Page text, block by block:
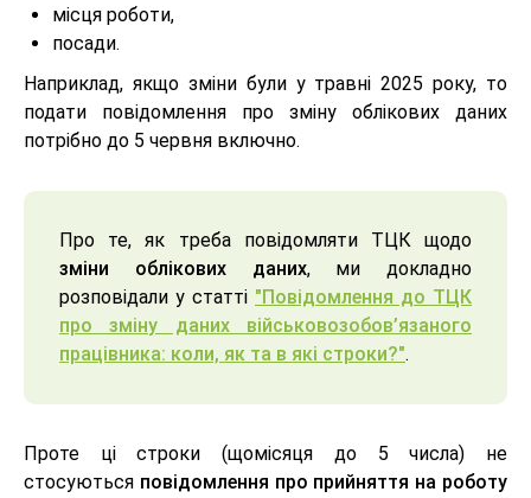
місця роботи,
посади.
Наприклад, якщо зміни були у травні 2025 року, то
подати повідомлення про зміну облікових даних
потрібно до 5 червня включно.
Про те, як треба повідомляти ТЦК щодо
зміни облікових даних, ми докладно
розповідали у статті "Повідомлення до ТЦК
про зміну даних військовозобов’язаного
працівника: коли, як та в які строки?".
Проте ці строки (щомісяця до 5 числа) не
стосуються повідомлення про прийняття на роботу